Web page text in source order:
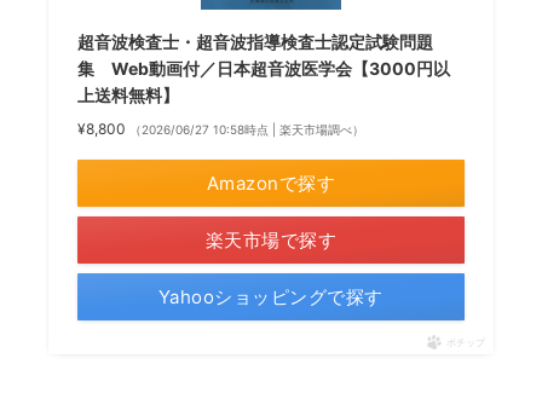
超音波検査士・超音波指導検査士認定試験問題
集 Web動画付／日本超音波医学会【3000円以
上送料無料】
¥8,800 （2026/06/27 10:58時点 | 楽天市場調べ）
Amazonで探す
楽天市場で探す
Yahooショッピングで探す
ポチップ